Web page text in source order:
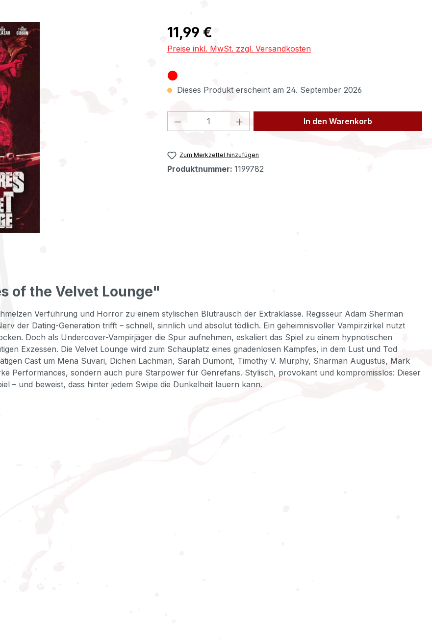
Regulärer Preis:
11,99 €
Preise inkl. MwSt. zzgl. Versandkosten
Dieses Produkt erscheint am 24. September 2026
Produkt Anzahl: Gib den gewünschten Wert
In den Warenkorb
Zum Merkzettel hinzufügen
Produktnummer: 1199782
of the Velvet Lounge"
Verführung und Horror zu einem stylischen Blutrausch der Extraklasse. Regisseur Adam Sherman
der Dating-Generation trifft – schnell, sinnlich und absolut tödlich. Ein geheimnisvoller Vampirzirkel nutzt
Doch als Undercover-Vampirjäger die Spur aufnehmen, eskaliert das Spiel zu einem hypnotischen
Exzessen. Die Velvet Lounge wird zum Schauplatz eines gnadenlosen Kampfes, in dem Lust und Tod
Cast um Mena Suvari, Dichen Lachman, Sarah Dumont, Timothy V. Murphy, Sharman Augustus, Mark
Performances, sondern auch pure Starpower für Genrefans. Stylisch, provokant und kompromisslos: Dieser
– und beweist, dass hinter jedem Swipe die Dunkelheit lauern kann.